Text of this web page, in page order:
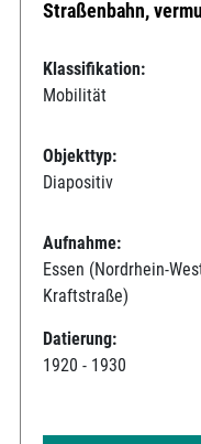
Straßenbahn,
Klassifikation:
Mobilität
Objekttyp:
Diapositiv
Aufnahme:
Essen (Nordrhein-
Kraftstraße)
Datierung:
1920 - 1930